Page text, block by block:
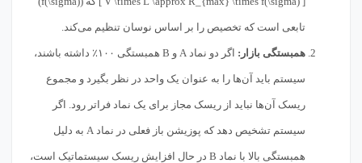
تابعی است که تخصیص را بر اساس نوسان تنظیم می‌کند.
همبستگی بازار: اگر دو نماد A و B همبستگی ۱۰۰٪ داشته باشند،
سیستم باید آن‌ها را به عنوان یک واحد در نظر بگیرد و مجموع
ریسک آن‌ها نباید از ریسک مجاز برای یک نماد فراتر رود. اگر
سیستم تشخیص دهد که پوزیشن باز فعلی در نماد A به دلیل
همبستگی بالا با نماد B در حال افزایش ریسک سیستماتیک است،